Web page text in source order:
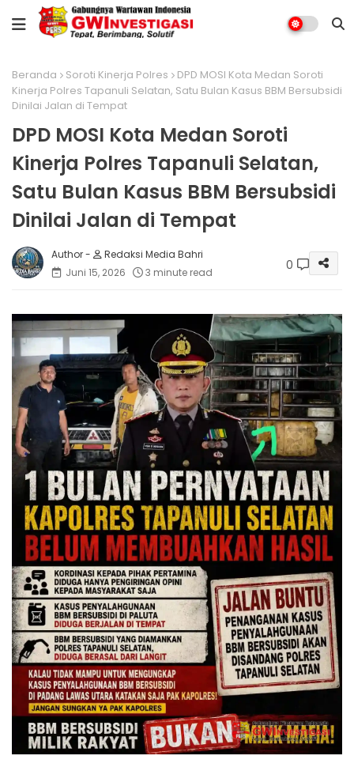
Beranda Soroti Kinerja Polres
DPD MOSI Kota Medan Soroti
Kinerja Polres Tapanuli Selatan, Satu Bulan Kasus BBM Bersubsidi
Dinilai Jalan di Tempat
DPD MOSI Kota Medan Soroti
Kinerja Polres Tapanuli Selatan,
Satu Bulan Kasus BBM Bersubsidi
Dinilai Jalan di Tempat
Redaksi Media Bahri
Juni 15, 2026
3 minute read 0